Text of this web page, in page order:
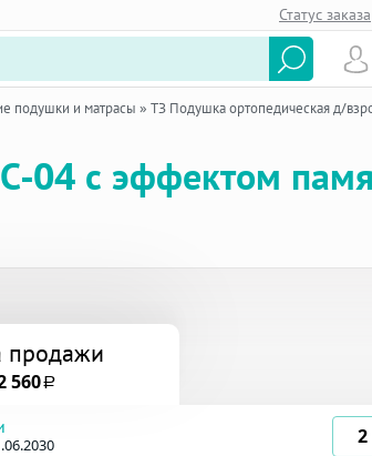
Статус заказа
подушки и матрасы » ТЗ Подушка ортопедическая д/
04 с эффектом
продажи
560a
2